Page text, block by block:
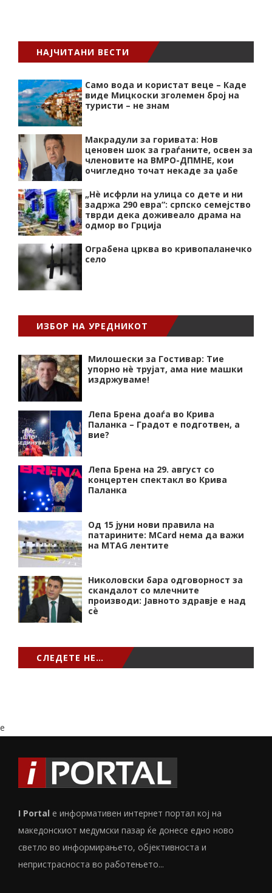
НАЈЧИТАНИ ВЕСТИ
Само вода и користат веце – Каде
виде Мицкоски зголемен број на
туристи – не знам
Макрадули за горивата: Нов
ценовен шок за граѓаните, освен за
членовите на ВМРО-ДПМНЕ, кои
очигледно точат некаде за џабе
„Нѐ исфрли на улица со дете и ни
задржа 290 евра“: српско семејство
тврди дека доживеало драма на
одмор во Грција
Ограбена црква во кривопаланечко
село
ИЗБОР НА УРЕДНИКОТ
Милошески за Гостивар: Тие
упорно нѐ трујат, ама ние машки
издржуваме!
Лепа Брена доаѓа во Крива
Паланка – Градот е подготвен, а
вие?
Лепа Брена на 29. август со
концертен спектакл во Крива
Паланка
Од 15 јуни нови правила на
патарините: MCard нема да важи
на MTAG лентите
Николовски бара одговорност за
скандалот со млечните
производи: Јавното здравје е над
сѐ
СЛЕДЕТЕ НЕ…
e
I Portal е информативен интернет портал кој на
македонскиот медумски пазар ќе донесе едно ново
светло во информирањето, објективноста и
непристрасноста во работењето...